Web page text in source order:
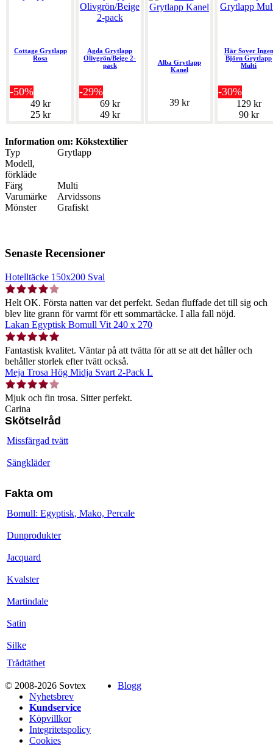
Cottage Grytlapp
Rosa
-50%
49 kr
25 kr
Agda Grytlapp
Olivgrön/Beige 2-
pack
-29%
69 kr
49 kr
Alba Grytlapp
Kanel
39 kr
Här Sover Ingen
Björn Grytlapp
Multi
-30%
129 kr
90 kr
Information om: Kökstextilier
Typ
Grytlapp
Modell,
förkläde
Färg
Multi
Varumärke
Arvidssons
Mönster
Grafiskt
Senaste Recensioner
Hotelltäcke 150x200 Sval
Helt OK. Första natten var det perfekt. Sedan fluffade det till sig och
blev lite grann för varmt för ett sommartäcke. I alla fall nöjd.
Lakan Egyptisk Bomull Vit 240 x 270
Fantastisk kvalitet. Väntar på att tvätta för att se att det håller och
behåller storlek efter tvätt också.
Meja Trosa Hög Midja Svart 2-Pack L
Mjuk och fin trosa. Sitter perfekt.
Carina
Skötselråd
Missfärgad tvätt
Sängkläder
Fakta om
Bomull: Egyptisk, Mako, Percale
Dunprodukter
Jacquard
Kvalster
Martindale
Satin
Silke
Trådtäthet
© 2008-2026 Sovtex
Blogg
Nyhetsbrev
Kundservice
Köpvillkor
Integritetspolicy
Cookies